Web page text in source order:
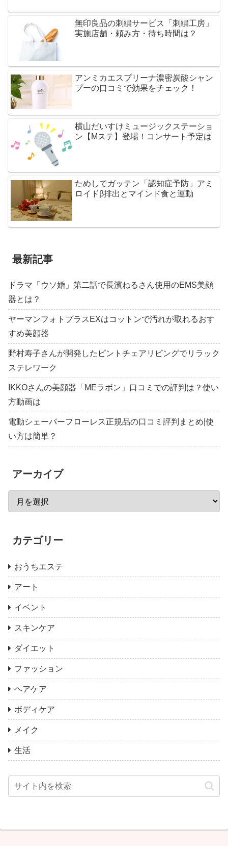
無印良品の刺繍サービス「刺繍工房」
実施店舗・頼み方・待ち時間は？
アンミカエスプリーナ濃密炭酸シャン
プーの口コミで効果をチェック！
横山だいすけミュージックステーショ
ン【Mステ】登場！コンサート予定は
ためしてガッテン「認知症予防」アミ
ロイドβ排出とマインド食と運動
最新記事
ドラマ「ウソ婚」第二話で長濱ねるさん使用のEMS美顔
器とは？
ヤーマンフォトプラスEXはコットンで汚れが取れるおす
すめ美顔器
野村寿子さんが開発したピントチェアリビングでリラック
ステレワーク
IKKOさんの美顔器「MEラボン」口コミでの評判は？使い
方動画は
電動シェーバーフローレス正規品の口コミ評判まとめ|使
い方は簡単？
アーカイブ
カテゴリー
おうちエステ
アート
イベント
スキンケア
ダイエット
ファッション
ヘアケア
ボディケア
メイク
生活